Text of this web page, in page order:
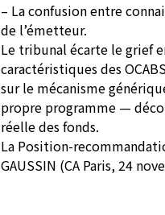
– La confusion entre
de l’émetteur.
Le tribunal écarte le grief
caractéristiques des
sur le mécanisme
propre programme —
réelle des fonds.
La Position-
GAUSSIN (CA Paris, 24